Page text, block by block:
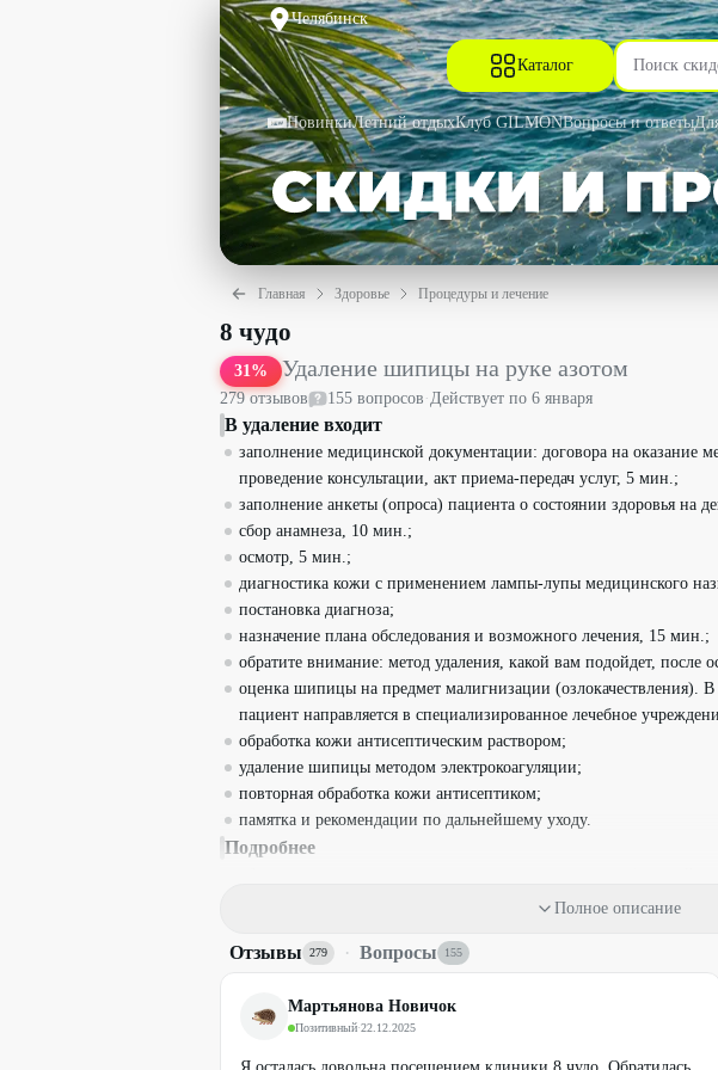
Челябинск
Каталог
НовинкиЛетний отдыхКлуб GILMONВопросы и ответы
Главная Здоровье Процедуры и лечение
Удаление шипицы на руке азотом со скидкой 31% - 8 чудо в
8 чудо
31% Удаление шипицы на руке азотом
279отзывов 155 вопросов ·Действует по 6 января
В удаление входит
заполнение медицинской документации: договора на оказание
проведение консультации, акт приема-передач услуг, 5 мин.;
заполнение анкеты (опроса) пациента о состоянии здоровья на
сбор анамнеза, 10 мин.;
осмотр, 5 мин.;
диагностика кожи с применением лампы-лупы медицинского
постановка диагноза;
назначение плана обследования и возможного лечения, 15 мин.;
обратите внимание: метод удаления, какой вам подойдет, после
оценка шипицы на предмет малигнизации (озлокачествления).
пациент направляется в специализированное лечебное
обработка кожи антисептическим раствором;
удаление шипицы методом электрокоагуляции;
повторная обработка кожи антисептиком;
памятка и рекомендации по дальнейшему уходу.
Подробнее
в акции не участвуют: удаление невуса, атеромы, гемангиомы,
новообразований, дерматоскопию и анестезия - оплачиваются по
Лицензия № ЛО-74-01-004819 от 08.11.2018 г.
Полное описание
Отзывы 279 · Вопросы 155
Мартьянова Новичок
Позитивный·22.12.2025